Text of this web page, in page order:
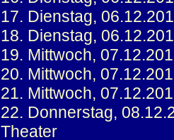
17. Dienstag,
18. Dienstag,
19. Mittwoch,
20. Mittwoch,
21. Mittwoch,
22. Donnerstag,
Theater